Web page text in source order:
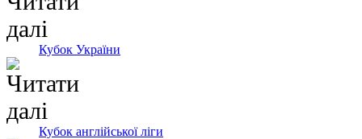
Кубок України
Кубок англійської ліги